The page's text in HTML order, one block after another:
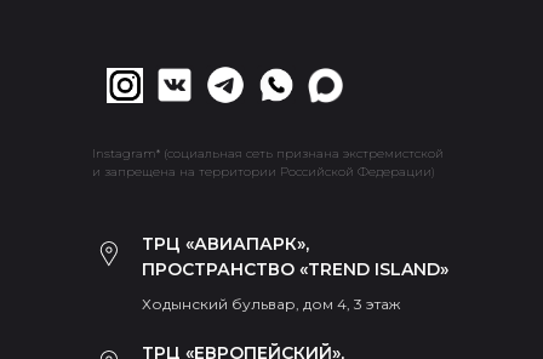
ТРЦ «ЕВРОПЕЙСКИЙ»,
Ходынский бульвар, дом 4, 3 этаж
ТРЦ «АВИАПАРК»,
ПРОСТРАНСТВО «TREND ISLAND»
Instagram* (социальная сеть признана экстремистской
и запрещена на территории Российской Федерации)